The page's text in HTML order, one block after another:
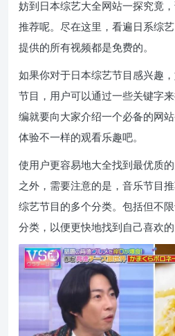
妨到日本综艺大全网站一探究竟
推荐呢。尽在这里，看遍日系综
提供的所有视频都是免费的。
如果你对于日本综艺节目感兴趣
节目，用户可以通过一些关键字
编就要向大家介绍一个必备的网
体验不一样的观看乐趣吧。
使用户更容易地大全找到最优质
之外，需要注意的是，音乐节目
综艺节目的多个分类。包括但不
分类，以便更快地找到自己喜欢的